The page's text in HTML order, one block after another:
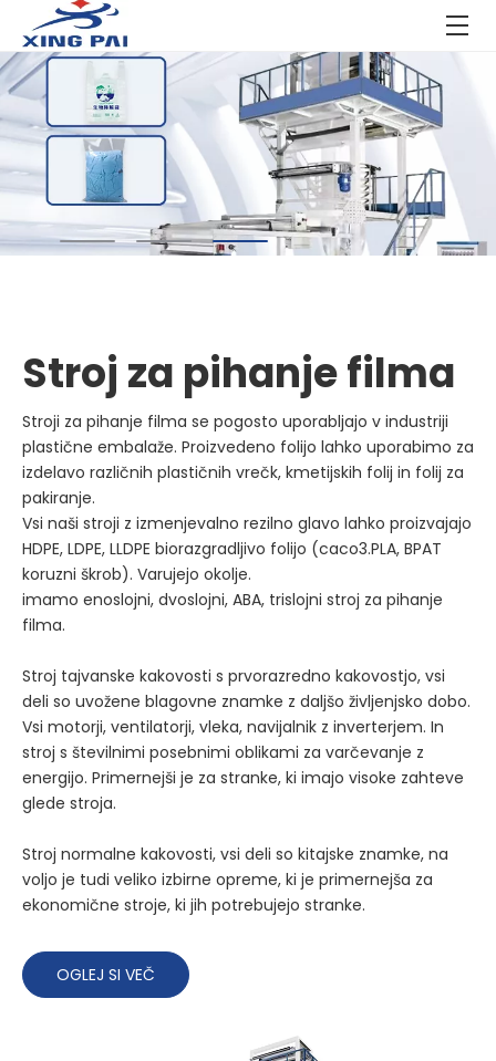
Inovativnost, kakovost, storitve –
zgrajene na zaupanju.
Specializirano za proizvodnjo plastičnih in pakirnih
Stroj za pihanje filma
Stroji za pihanje filma se pogosto uporabljajo v industriji
plastične embalaže. Proizvedeno folijo lahko uporabimo za
izdelavo različnih plastičnih vrečk, kmetijskih folij in folij za
pakiranje.
Vsi naši stroji z izmenjevalno rezilno glavo lahko proizvajajo
HDPE, LDPE, LLDPE biorazgradljivo folijo (caco3.PLA, BPAT
koruzni škrob). Varujejo okolje.
imamo enoslojni, dvoslojni, ABA, trislojni stroj za pihanje
filma.
Stroj tajvanske kakovosti s prvorazredno kakovostjo, vsi
deli so uvožene blagovne znamke z daljšo življenjsko dobo.
Vsi motorji, ventilatorji, vleka, navijalnik z inverterjem. In
stroj s številnimi posebnimi oblikami za varčevanje z
energijo. Primernejši je za stranke, ki imajo visoke zahteve
glede stroja.
Stroj normalne kakovosti, vsi deli so kitajske znamke, na
voljo je tudi veliko izbirne opreme, ki je primernejša za
ekonomične stroje, ki jih potrebujejo stranke.
OGLEJ SI VEČ